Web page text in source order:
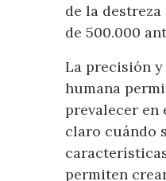
de la
de 500.000
La precisión
humana
prevalecer en
claro cuándo
permiten